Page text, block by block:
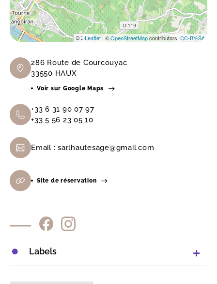
Leaflet| ©OpenStreetMapcontributors, CC-BY-SA
286 Route de Courcouyac
33550 HAUX
Voir sur Google Maps
+33 6 31 90 07 97
+33 5 56 23 05 10
Email : sarlhautesage@gmail.com
Site de réservation
Labels